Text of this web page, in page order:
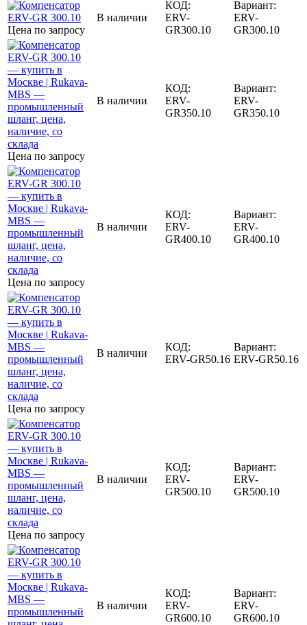
Цена по запросу
В наличии
КОД:
ERV-
GR300.10
Вариант:
ERV-
GR300.10
Цена по запросу
В наличии
КОД:
ERV-
GR350.10
Вариант:
ERV-
GR350.10
Цена по запросу
В наличии
КОД:
ERV-
GR400.10
Вариант:
ERV-
GR400.10
Цена по запросу
В наличии
КОД:
ERV-GR50.16
Вариант:
ERV-GR50.16
Цена по запросу
В наличии
КОД:
ERV-
GR500.10
Вариант:
ERV-
GR500.10
В наличии
КОД:
ERV-
GR600.10
Вариант:
ERV-
GR600.10